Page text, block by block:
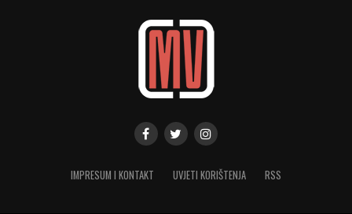
IMPRESUM I KONTAKT UVJETI KORIŠTENJA RSS